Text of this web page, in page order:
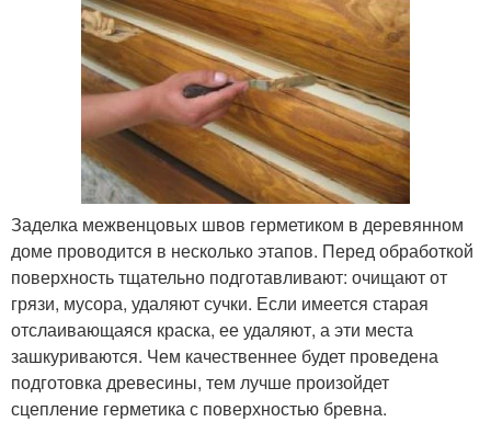
Заделка межвенцовых швов герметиком в деревянном
доме проводится в несколько этапов. Перед обработкой
поверхность тщательно подготавливают: очищают от
грязи, мусора, удаляют сучки. Если имеется старая
отслаивающаяся краска, ее удаляют, а эти места
зашкуриваются. Чем качественнее будет проведена
подготовка древесины, тем лучше произойдет
сцепление герметика с поверхностью бревна.